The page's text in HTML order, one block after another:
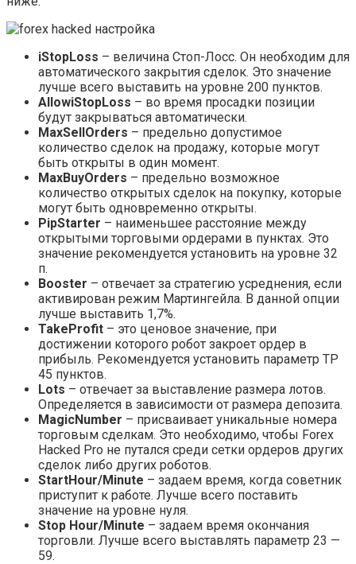
iStopLoss – величина Стоп-Лосс. Он необходим для
автоматического закрытия сделок. Это значение
лучше всего выставить на уровне 200 пунктов.
AllowiStopLoss – во время просадки позиции
будут закрываться автоматически.
MaxSellOrders – предельно допустимое
количество сделок на продажу, которые могут
быть открыты в один момент.
MaxBuyOrders – предельно возможное
количество открытых сделок на покупку, которые
могут быть одновременно открыты.
PipStarter – наименьшее расстояние между
открытыми торговыми ордерами в пунктах. Это
значение рекомендуется установить на уровне 32
п.
Booster – отвечает за стратегию усреднения, если
активирован режим Мартингейла. В данной опции
лучше выставить 1,7%.
TakeProfit – это ценовое значение, при
достижении которого робот закроет ордер в
прибыль. Рекомендуется установить параметр TP
45 пунктов.
Lots – отвечает за выставление размера лотов.
Определяется в зависимости от размера депозита.
MagicNumber – присваивает уникальные номера
торговым сделкам. Это необходимо, чтобы Forex
Hacked Pro не путался среди сетки ордеров других
сделок либо других роботов.
StartHour/Minute – задаем время, когда советник
приступит к работе. Лучше всего поставить
значение на уровне нуля.
Stop Hour/Minute – задаем время окончания
торговли. Лучше всего выставлять параметр 23 —
59.